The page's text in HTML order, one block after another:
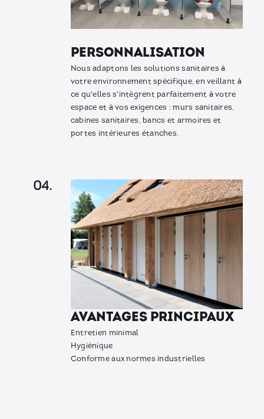
personnalisation
Nous adaptons les solutions sanitaires à
votre environnement spécifique, en veillant à
ce qu'elles s'intègrent parfaitement à votre
espace et à vos exigences : murs sanitaires,
cabines sanitaires, bancs et armoires et
portes intérieures étanches.
04.
AVANTAGES PRINCIPAUX
Entretien minimal
Hygiénique
Conforme aux normes industrielles